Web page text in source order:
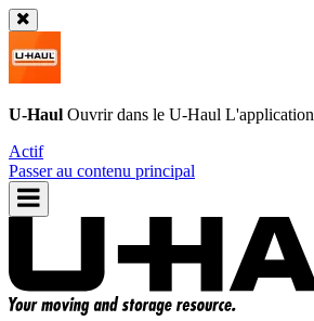
U-Haul Ouvrir dans le U-Haul L'application
Actif
Passer au contenu principal